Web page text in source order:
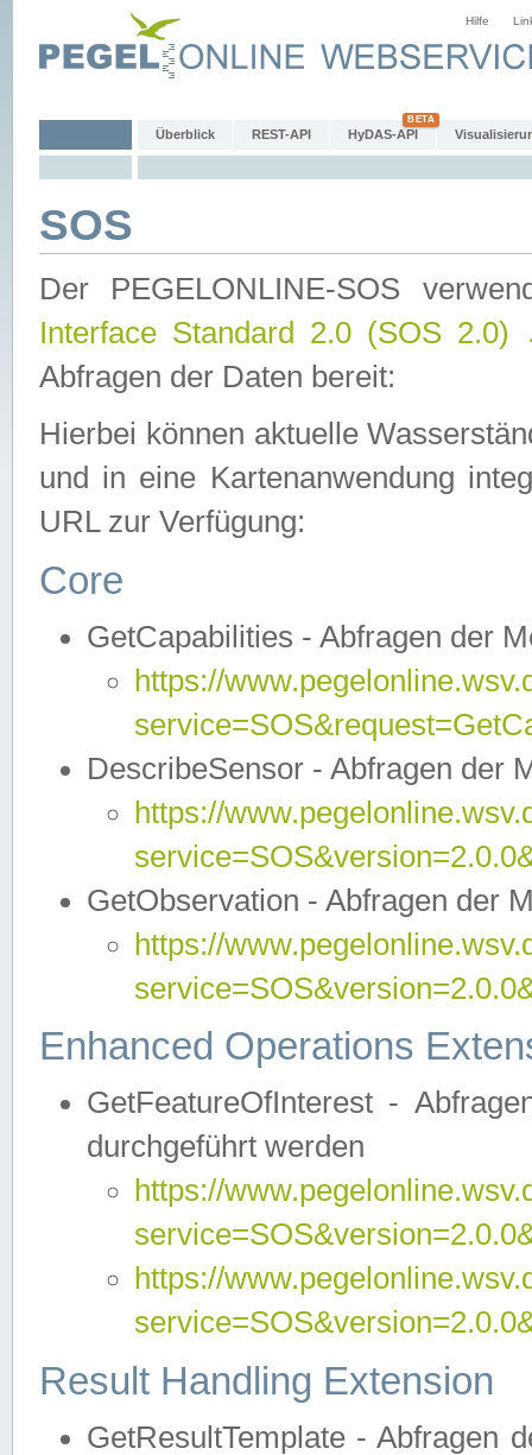
Hilfe
Überblick REST-API HyDAS-API
SOS
Der PEGELONLINE-SOS
Interface Standard 2.0 (SOS 2.0)
Abfragen der Daten bereit:
Hierbei können aktuelle
und in eine Kartenanwendung
URL zur Verfügung:
Core
GetCapabilities - Abfragen der
https://
DescribeSensor - Abfragen der
https://
GetObservation - Abfragen der
https://
Enhanced Operations
GetFeatureOfInterest -
durchgeführt werden
https://
https://
Result Handling Extension
GetResultTemplate - Abfragen